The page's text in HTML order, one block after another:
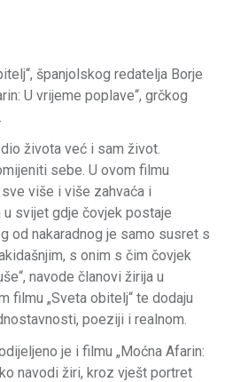
španjolskog redatelja Borje
U vrijeme poplave“, grčkog
života već i sam život.
sebe. U ovom filmu
više i više zahvaća i
svijet gdje čovjek postaje
od nakaradnog je samo susret s
s onim s čim čovjek
navode članovi žirija u
filmu „Sveta obitelj“ te dodaju
poeziji i realnom.
je i filmu „Moćna Afarin:
navodi žiri, kroz vješt portret